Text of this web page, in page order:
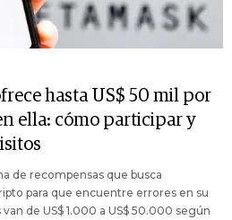
hasta US$ 50 mil por
ella: cómo participar y
de recompensas que busca
para que encuentre errores en su
de US$ 1.000 a US$ 50.000 según